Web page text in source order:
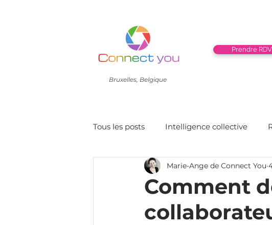
Bruxelles, Belgique
Prendre
Tous les posts Intelligence collective
Leadership
Comment
Marie-Ange de Connect You